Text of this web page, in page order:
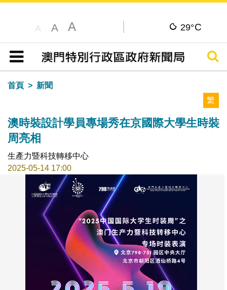
A A A 29°C
目錄
搜尋
首頁
新聞
繁
澳時裝設計學員專場秀在京國際大學生時裝
周亮相
生產力暨科技轉移中心
2025-05-14 17:00